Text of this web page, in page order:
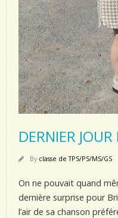
DERNIER
By classe de TPS/PS/MS/GS
On ne pouvait quand
dernière surprise pour
l’air de sa chanson